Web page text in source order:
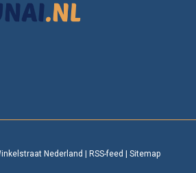
Nederland RSS-feed Sitemap